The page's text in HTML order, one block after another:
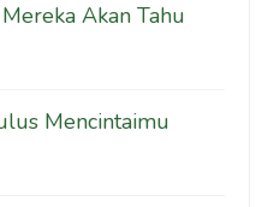
Akan Tahu
Mencintaimu